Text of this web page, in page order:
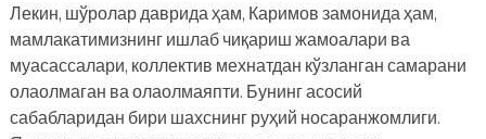
Лекин, шўролар даврида ҳам, Каримов замонида ҳам,
мамлакатимизнинг ишлаб чиқариш жамоалари ва
муасассалари, коллектив мехнатдан кўзланган самарани
олаолмаган ва олаолмаяпти. Бунинг асосий
сабабларидан бири шахснинг руҳий носаранжомлиги.